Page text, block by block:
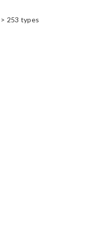
> 253 types